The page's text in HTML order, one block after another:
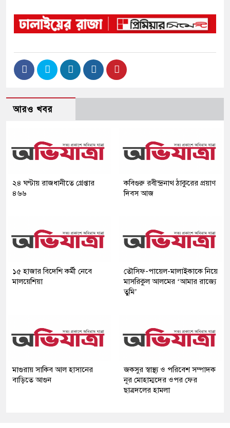
আরও খবর
২৪ ঘণ্টায় রাজধানীতে গ্রেপ্তার
৪৬৬
কবিগুরু রবীন্দ্রনাথ ঠাকুরের প্রয়াণ
দিবস আজ
১৫ হাজার বিদেশি কর্মী নেবে
মালয়েশিয়া
তৌসিফ-পায়েল-মালাইকাকে নিয়ে
মাসরিকুল আলমের ‘আমার রাজ্যে
তুমি’
মাগুরায় সাকিব আল হাসানের
বাড়িতে আগুন
জকসুর স্বাস্থ্য ও পরিবেশ সম্পাদক
নূর মোহাম্মদের ওপর ফের
ছাত্রদলের হামলা